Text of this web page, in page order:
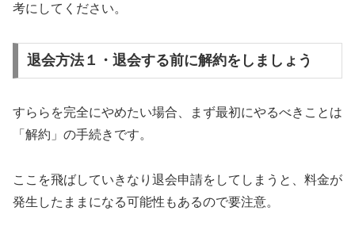
考にしてください。
退会方法１・退会する前に解約をしましょう
すららを完全にやめたい場合、まず最初にやるべきことは
「解約」の手続きです。
ここを飛ばしていきなり退会申請をしてしまうと、料金が
発生したままになる可能性もあるので要注意。